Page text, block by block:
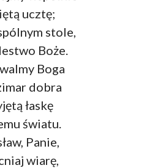
ucztę;
stole,
Boże.
Boga
dobra
łaskę
światu.
Panie,
wiarę,